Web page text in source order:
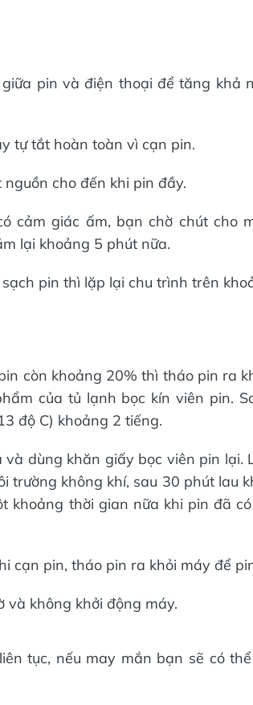
pin và điện thoại để tăng khả
tự tắt hoàn toàn vì cạn pin.
cho đến khi pin đầy.
cảm giác ấm, bạn chờ chút cho
lại khoảng 5 phút nữa.
pin thì lặp lại chu trình trên
còn khoảng 20% thì tháo pin ra
của tủ lạnh bọc kín viên pin.
độ C) khoảng 2 tiếng.
dùng khăn giấy bọc viên pin lại.
trường không khí, sau 30 phút lau
khoảng thời gian nữa khi pin đã
cạn pin, tháo pin ra khỏi máy để
và không khởi động máy.
tục, nếu may mắn bạn sẽ có